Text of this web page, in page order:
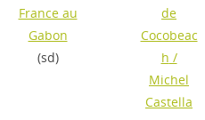
France au
Gabon
(sd)
de
Cocobeac
h /
Michel
Castella